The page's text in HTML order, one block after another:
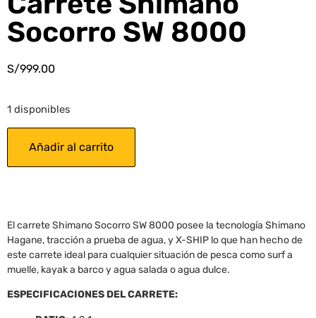
Socorro SW 8000
S/999.00
1 disponibles
Añadir al carrito
El carrete Shimano Socorro SW 8000 posee la tecnología Shimano
Hagane, tracción a prueba de agua, y X-SHIP lo que han hecho de
este carrete ideal para cualquier situación de pesca como surf a
muelle, kayak a barco y agua salada o agua dulce.
ESPECIFICACIONES DEL CARRETE: